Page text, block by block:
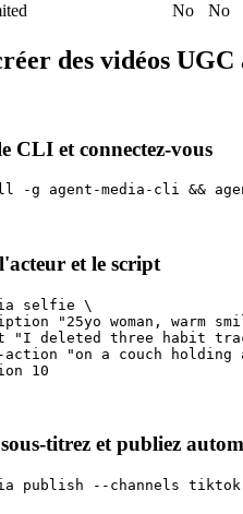
No No
des vidéos
CLI et connectez-vous
-g agent-media-cli &&
et le script
selfie \
"25yo woman, warm
"I deleted three habit
action "on a couch holding
10
sous-titrez et publiez
publish --channels